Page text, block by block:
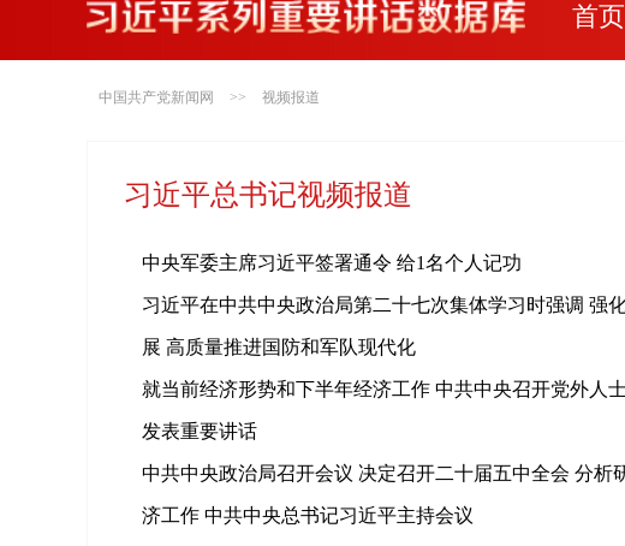
首页
中国共产党新闻网 >> 视频报道
习近平总书记视频报道
中央军委主席习近平签署通令 给1名个人记功
习近平在中共中央政治局第二十七次集体学习时强调 强
展 高质量推进国防和军队现代化
就当前经济形势和下半年经济工作 中共中央召开党外人
发表重要讲话
中共中央政治局召开会议 决定召开二十届五中全会 分析
济工作 中共中央总书记习近平主持会议